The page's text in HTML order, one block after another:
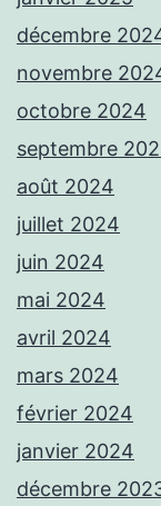
décembre
novembre
octobre 2024
septembre
août 2024
juillet 2024
juin 2024
mai 2024
avril 2024
mars 2024
février 2024
janvier 2024
décembre